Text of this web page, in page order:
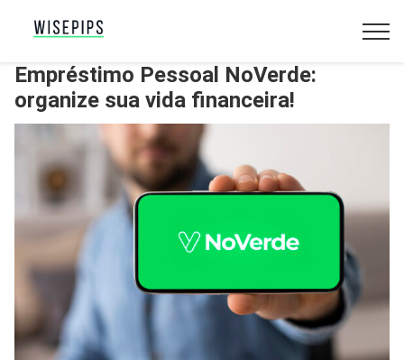
Empréstimo Pessoal NoVerde:
organize sua vida financeira!